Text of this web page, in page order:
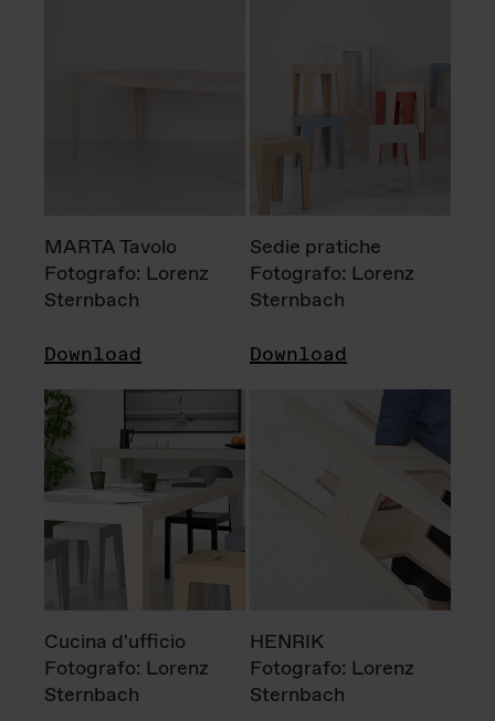
MARTA Tavolo
Fotografo: Lorenz
Sternbach
Download
Sedie pratiche
Fotografo: Lorenz
Sternbach
Download
Cucina d'ufficio
Fotografo: Lorenz
Sternbach
HENRIK
Fotografo: Lorenz
Sternbach